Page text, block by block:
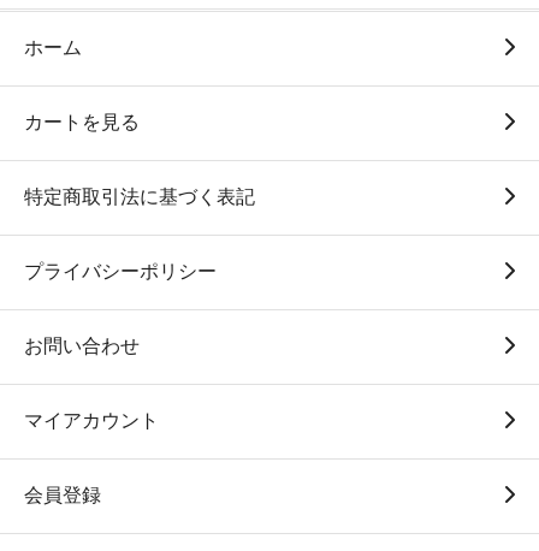
ホーム
カートを見る
特定商取引法に基づく表記
プライバシーポリシー
お問い合わせ
マイアカウント
会員登録